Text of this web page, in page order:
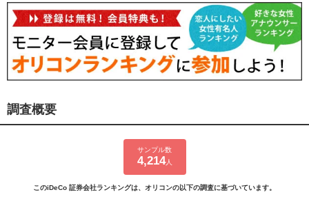
調査概要
サンプル数
4,214人
このiDeCo 証券会社ランキングは、オリコンの以下の調査に基づいています。